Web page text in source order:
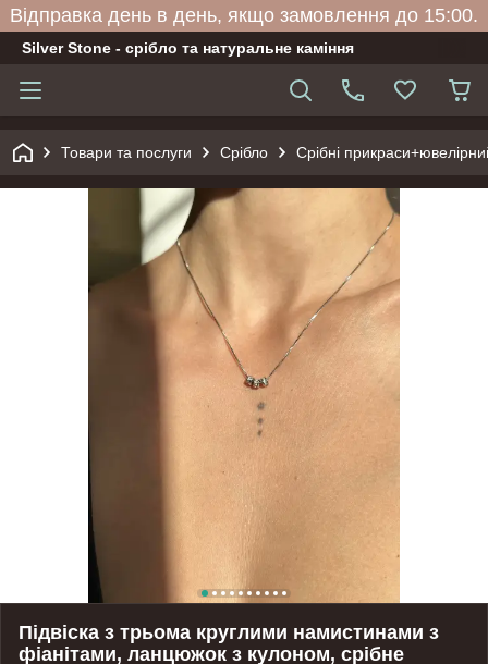
Відправка день в день, якщо замовлення до 15:00.
Silver Stone - срібло та натуральне каміння
Товари та послуги Срібло Срібні
Підвіска з трьома круглими намистинами з
фіанітами, ланцюжок з кулоном, срібне